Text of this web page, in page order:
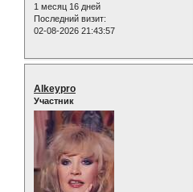
1 месяц 16 дней
Последний визит:
02-08-2026 21:43:57
Alkeypro
Участник